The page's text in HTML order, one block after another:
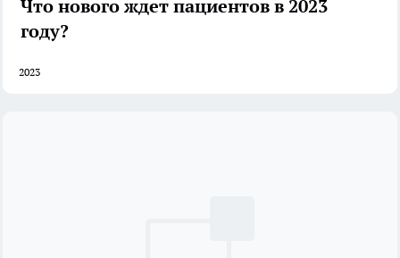
Что нового ждет пациентов в 2023
году?
2023